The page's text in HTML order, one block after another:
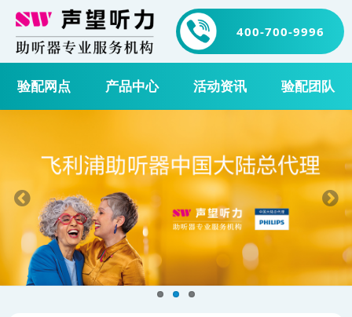
400-700-9996
验配网点 产品中心 活动资讯 验配团队